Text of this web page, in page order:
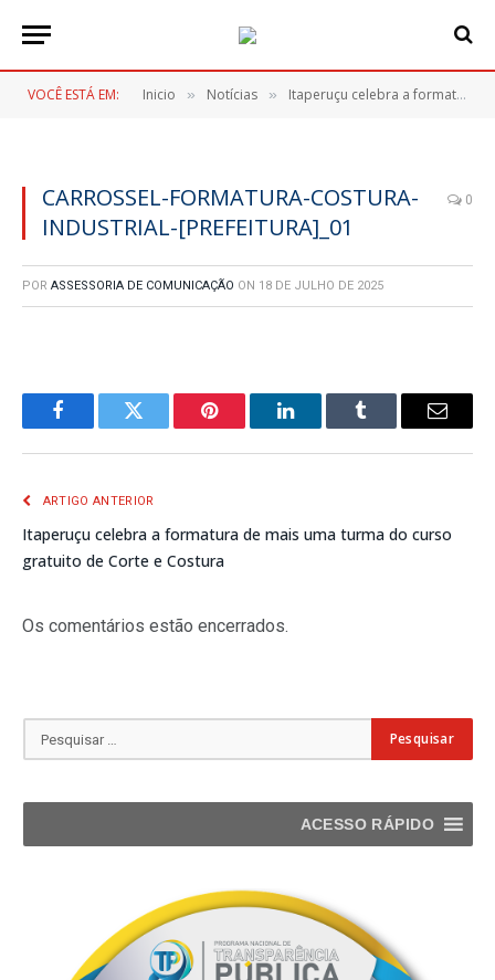
VOCÊ ESTÁ EM: Inicio » Notícias » Itaperuçu celebra a formatura de mais uma turma do curso gratuito de Corte e Costura
CARROSSEL-FORMATURA-COSTURA-
INDUSTRIAL-[PREFEITURA]_01
0
POR ASSESSORIA DE COMUNICAÇÃO ON 18 DE JULHO DE 2025
FacebookTwitter Pinterest LinkedInTumblr
E-
ARTIGO ANTERIOR
Itaperuçu celebra a formatura de mais uma turma do curso
gratuito de Corte e Costura
Os comentários estão encerrados.
ACESSO RÁPIDO